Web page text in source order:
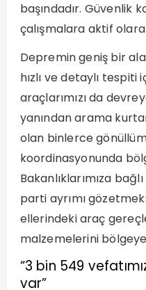
başındadır. Güvenlik
çalışmalara aktif
Depremin geniş bir
hızlı ve detaylı tespiti
araçlarımızı da
yanından arama
olan binlerce
koordinasyonunda
Bakanlıklarımıza
parti ayrımı
ellerindeki araç
malzemelerini
“3 bin 549
var”